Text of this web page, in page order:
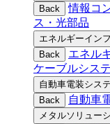
Back 情報コ
ス・光部品
エネルギーイン
Back エネル
ケーブルシス
自動車電装シス
Back 自動車
メタルソリュー